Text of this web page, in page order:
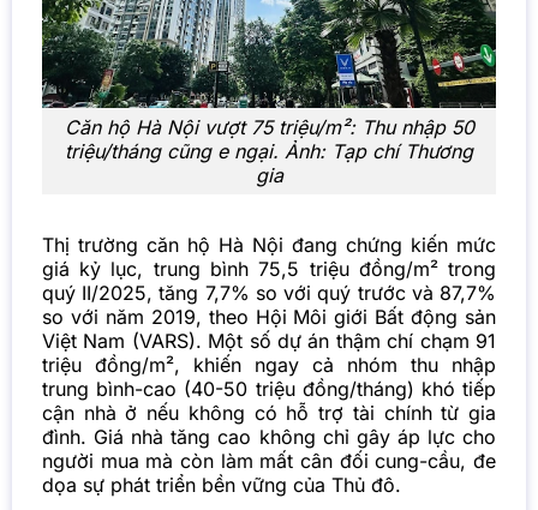
Căn hộ Hà Nội vượt 75 triệu/m²: Thu nhập 50
triệu/tháng cũng e ngại. Ảnh: Tạp chí Thương
gia
Thị trường căn hộ Hà Nội đang chứng kiến mức
giá kỷ lục, trung bình 75,5 triệu đồng/m² trong
quý II/2025, tăng 7,7% so với quý trước và 87,7%
so với năm 2019, theo Hội Môi giới Bất động sản
Việt Nam (VARS). Một số dự án thậm chí chạm 91
triệu đồng/m², khiến ngay cả nhóm thu nhập
trung bình-cao (40-50 triệu đồng/tháng) khó tiếp
cận nhà ở nếu không có hỗ trợ tài chính từ gia
đình. Giá nhà tăng cao không chỉ gây áp lực cho
người mua mà còn làm mất cân đối cung-cầu, đe
dọa sự phát triển bền vững của Thủ đô.